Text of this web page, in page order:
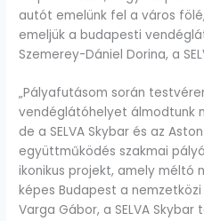
autót emelünk fel a város
emeljük a budapesti
Szemerey-Dániel Dorina, a
„Pályafutásom során
vendéglátóhelyet álmodtunk
de a SELVA Skybar és az
együttműködés szakmai
ikonikus projekt, amely méltó
képes Budapest a
Varga Gábor, a SELVA